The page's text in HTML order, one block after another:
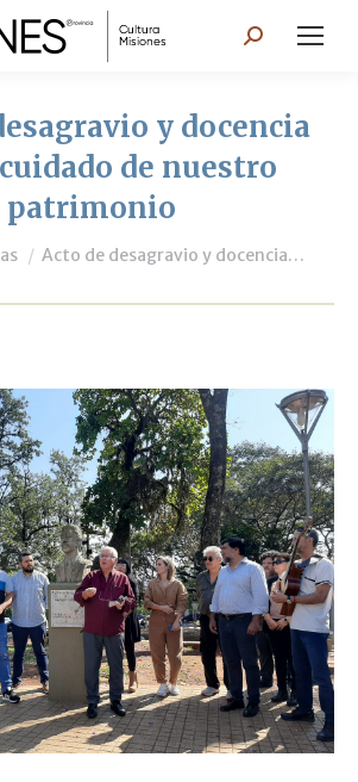
Search:
y docencia
de nuestro
patrimonio
Acto de desagravio y docencia…